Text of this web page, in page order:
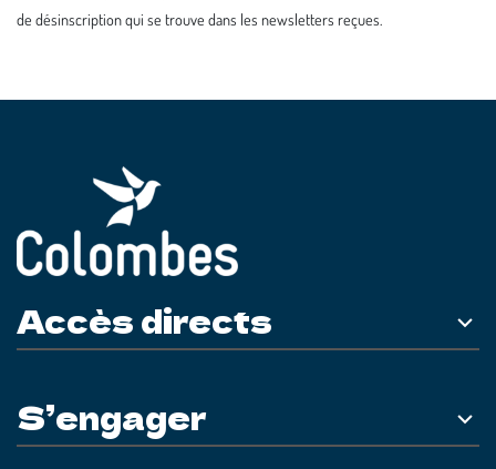
de désinscription qui se trouve dans les newsletters reçues.
Accès directs
S’engager